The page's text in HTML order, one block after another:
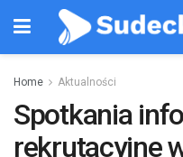
Home Aktualności
Spotkania
rekrutacyjne